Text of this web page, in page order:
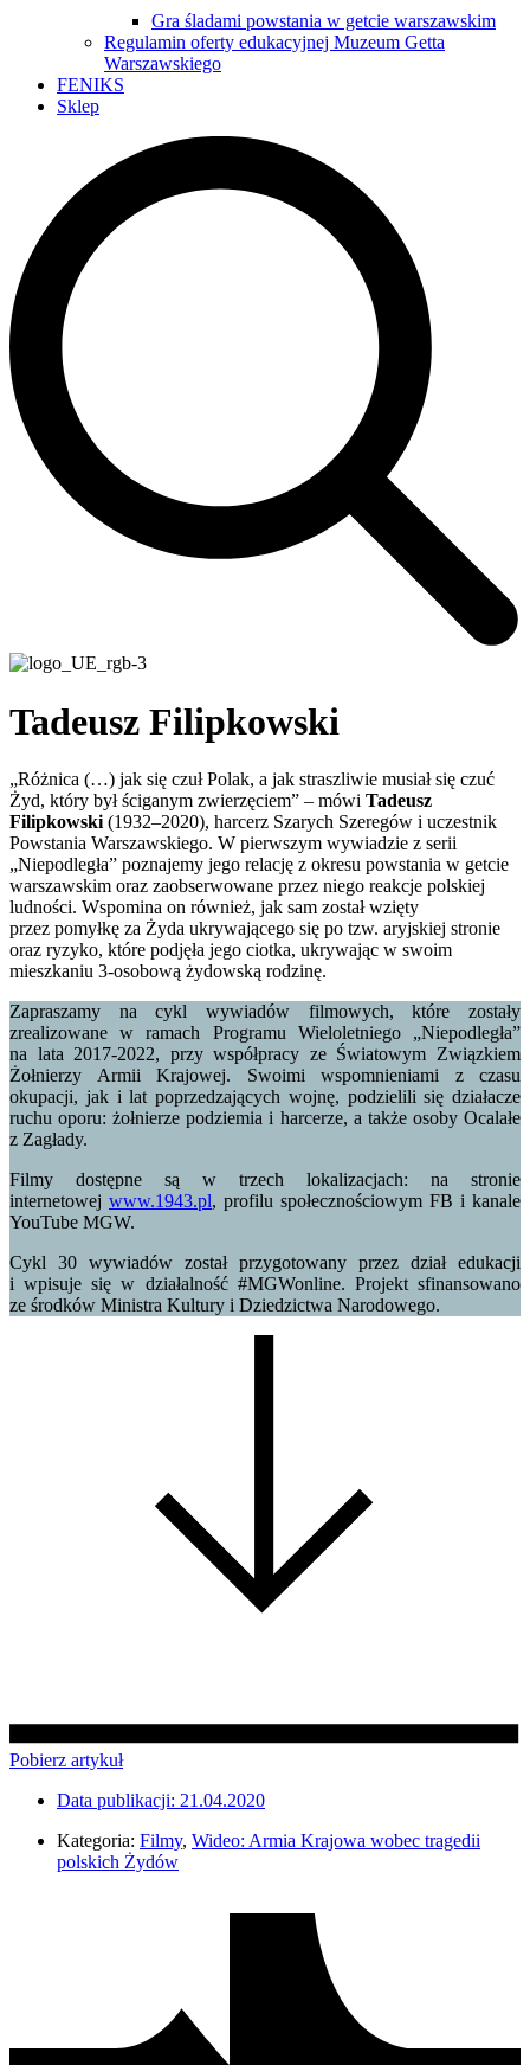
Gra śladami powstania w getcie warszawskim
Regulamin oferty edukacyjnej Muzeum Getta
Warszawskiego
FENIKS
Sklep
Tadeusz Filipkowski
„Różnica (…) jak się czuł Polak, a jak straszliwie musiał się czuć
Żyd, który był ściganym zwierzęciem” – mówi Tadeusz
Filipkowski (1932–2020), harcerz Szarych Szeregów i uczestnik
Powstania Warszawskiego. W pierwszym wywiadzie z serii
„Niepodległa” poznajemy jego relację z okresu powstania w getcie
warszawskim oraz zaobserwowane przez niego reakcje polskiej
ludności. Wspomina on również, jak sam został wzięty
przez pomyłkę za Żyda ukrywającego się po tzw. aryjskiej stronie
oraz ryzyko, które podjęła jego ciotka, ukrywając w swoim
mieszkaniu 3-osobową żydowską rodzinę.
Zapraszamy na cykl wywiadów filmowych, które zostały
zrealizowane w ramach Programu Wieloletniego „Niepodległa”
na lata 2017-2022, przy współpracy ze Światowym Związkiem
Żołnierzy Armii Krajowej. Swoimi wspomnieniami z czasu
okupacji, jak i lat poprzedzających wojnę, podzielili się działacze
ruchu oporu: żołnierze podziemia i harcerze, a także osoby Ocalałe
z Zagłady.
Filmy dostępne są w trzech lokalizacjach: na stronie
internetowej www.1943.pl, profilu społecznościowym FB i kanale
YouTube MGW.
Cykl 30 wywiadów został przygotowany przez dział edukacji
i wpisuje się w działalność #MGWonline. Projekt sfinansowano
ze środków Ministra Kultury i Dziedzictwa Narodowego.
Pobierz artykuł
Data publikacji: 21.04.2020
Kategoria: Filmy, Wideo: Armia Krajowa wobec tragedii
polskich Żydów